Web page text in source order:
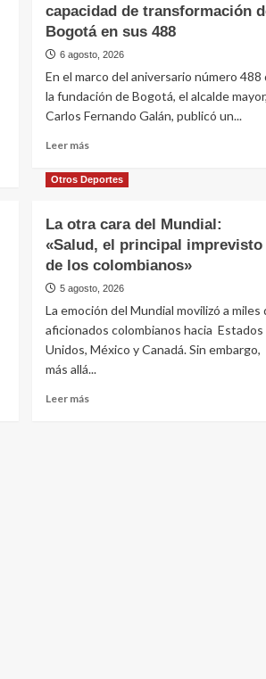
capacidad de transformación
Bogotá en sus 488
6 agosto, 2026
En el marco del aniversario número 488
la fundación de Bogotá, el alcalde
Carlos Fernando Galán, publicó un...
Leer más
Otros Deportes
La otra cara del Mundial:
«Salud, el principal imprevisto
de los colombianos»
5 agosto, 2026
La emoción del Mundial movilizó a miles
aficionados colombianos hacia Estados
Unidos, México y Canadá. Sin embargo,
más allá...
Leer más